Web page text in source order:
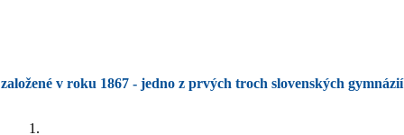
založené v roku 1867 - jedno z prvých troch slovenských gymnázií